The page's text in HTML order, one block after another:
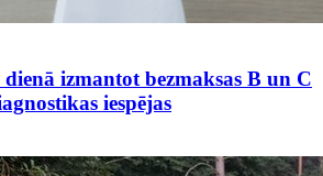
izmantot bezmaksas B un C
iespējas